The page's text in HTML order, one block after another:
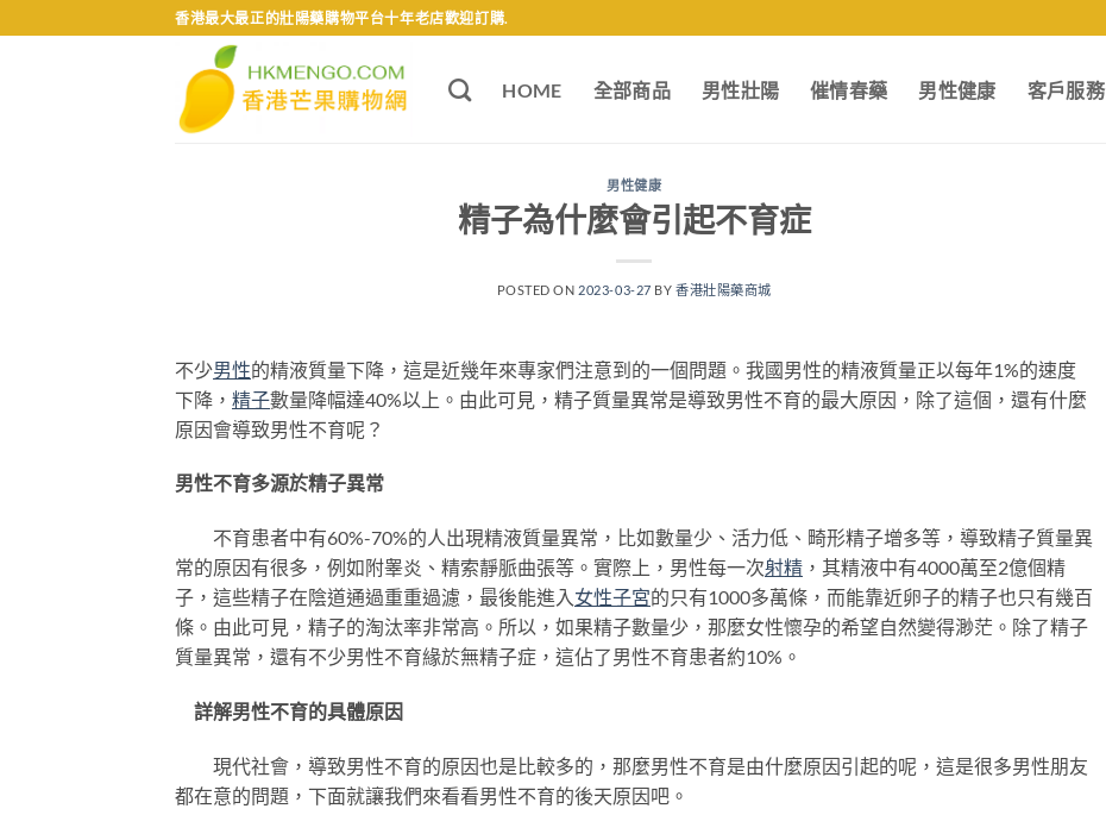
to
香港最大最正的壯陽藥購物平台十年老店歡迎訂購.
HOME 全部商品 男性壯陽 催情春藥 男性健康 客戶服務
男性健康
精子為什麼會引起不育症
POSTED ON 2023-03-27 BY香港壯陽藥商城
不少男性的精液質量下降，這是近幾年來專家們注意到的一個問題。我國男性的精液質量正以每年1%的速度
下降， 精子數量降幅達40%以上。由此可見，精子質量異常是導致男性不育的最大原因，除了這個，還有什麼
原因會導致男性不育呢？
男性不育多源於精子異常
不育患者中有60%-70%的人出現精液質量異常，比如數量少、活力低、畸形精子增多等，導致精子質量異
常的原因有很多，例如附睾炎、精索靜脈曲張等。實際上，男性每一次射精 ，其精液中有4000萬至2億個精
子，這些精子在陰道通過重重過濾，最後能進入 女性子宮的只有1000多萬條，而能靠近卵子的精子也只有幾百
條。由此可見，精子的淘汰率非常高。所以，如果精子數量少，那麼女性懷孕的希望自然變得渺茫。除了精子
質量異常，還有不少男性不育緣於無精子症，這佔了男性不育患者約10%。
詳解男性不育的具體原因
現代社會，導致男性不育的原因也是比較多的，那麼男性不育是由什麼原因引起的呢，這是很多男性朋友
都在意的問題，下面就讓我們來看看男性不育的後天原因吧。